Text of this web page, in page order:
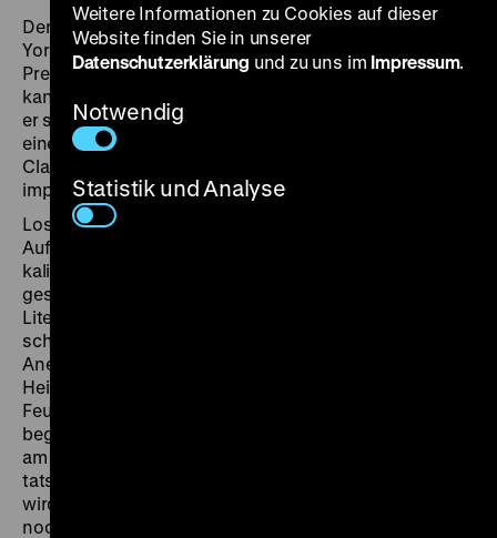
Der von aufdringlichen Kundinnen gebeutelte New
Yorker Scheidungsanwalt und Junggeselle Ralph
Prescott reist auf der Suche nach Erholung in die
kanadische Wildnis. Das Dorf der Hinterwäldler, in dem
er schließlich ankommt, heißt „Mantrap“. Dort wartet
eine wirkliche „Männerfalle“ auf ihn in Gestalt von
Clara Bow, die eine frisch aus der Großstadt
importierte Maniküre spielt.
Lose basiert der Film, dessen eindrucksvolle
Aufnahmen von Kameramann James Wong Howe am
kalifornischen Lake Arrowhead entstanden, auf der
gesellschaftskritischen Vorlage des späteren
Literaturnobelpreisträgers Sinclair Lewis. Aus einem
schwermütigen Männerstoff wird in der weiblichen
Aneignung durch die Drehbuchautorinnen Adelaide
Heilbron und Ethel Doherty ein humoristisches
Feuerwerk. „Clara Bow! And how!“, reimte der
begeisterte Rezensent des Branchenblattes
am 14. Juli 1926
tatsächlich ist! Und was dieser Film aus ihr machen
wird! Sobald sie auf der Leinwand erscheint, ist es nur
noch ihr Film!“ Tatsächlich kam für Clara Bow (1905-
Weitere Informationen zu Cookies auf dieser
Website finden Sie in unserer
Datenschutzerklärung und zu uns im Impressum.
Notwendig
Statistik und Analyse